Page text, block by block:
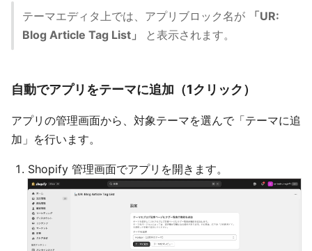
テーマエディタ上では、アプリブロック名が
「UR:
Blog Article Tag List」
と表示されます。
自動でアプリをテーマに追加（1クリック）
アプリの管理画面から、対象テーマを選んで「テーマに追
加」を行います。
Shopify 管理画面でアプリを開きます。